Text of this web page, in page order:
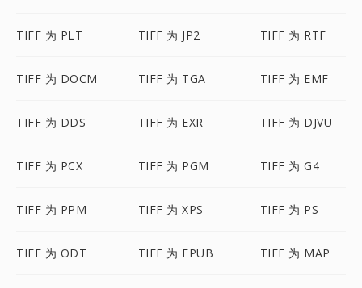
TIFF 为 PLT TIFF 为 JP2 TIFF 为 RTF
TIFF 为 DOCM TIFF 为 TGA TIFF 为 EMF
TIFF 为 DDS TIFF 为 EXR TIFF 为 DJVU
TIFF 为 PCX TIFF 为 PGM TIFF 为 G4
TIFF 为 PPM TIFF 为 XPS TIFF 为 PS
TIFF 为 ODT TIFF 为 EPUB TIFF 为 MAP